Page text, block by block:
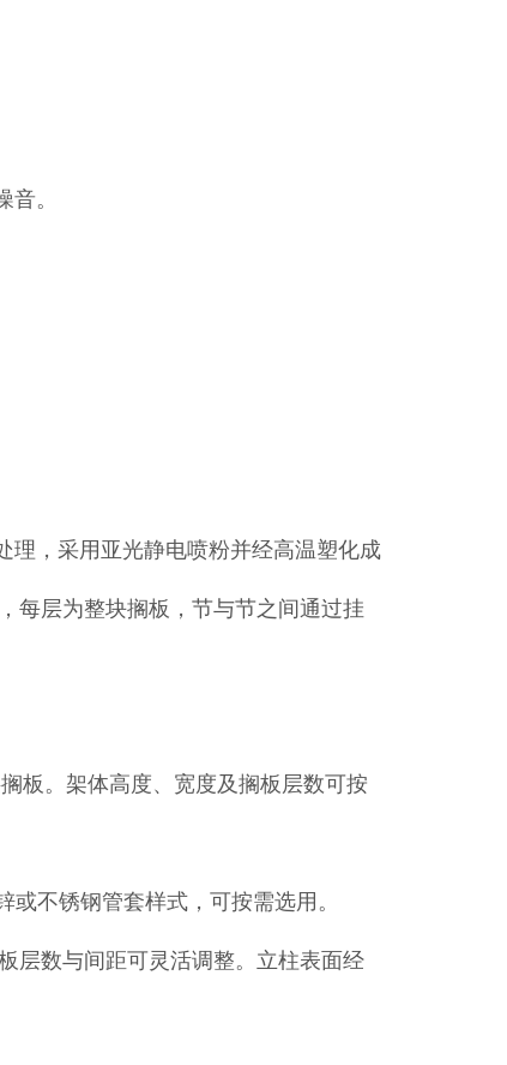
。
理，采用亚光静电喷粉并经高温塑化成
每层为整块搁板，节与节之间通过挂
搁板。架体高度、宽度及搁板层数可按
或不锈钢管套样式，可按需选用。
层数与间距可灵活调整。立柱表面经